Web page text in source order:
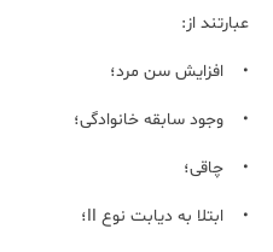
عبارتند از:
• افزایش سن مرد؛
• وجود سابقه خانوادگی؛
• چاقی؛
• ابتلا به دیابت نوع II؛